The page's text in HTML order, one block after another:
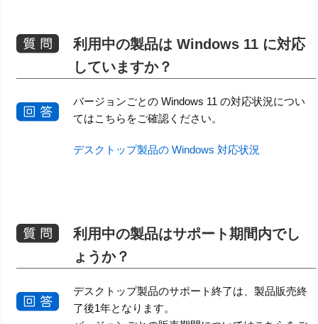
利用中の製品は Windows 11 に対応
していますか？
バージョンごとの Windows 11 の対応状況につい
てはこちらをご確認ください。
デスクトップ製品の Windows 対応状況
利用中の製品はサポート期間内でし
ょうか？
デスクトップ製品のサポート終了は、製品販売終
了後1年となります。